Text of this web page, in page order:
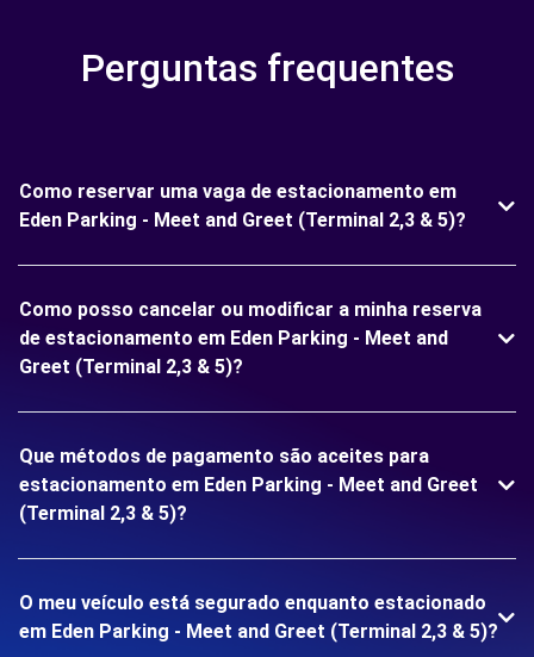
Perguntas frequentes
Como reservar uma vaga de estacionamento em
Eden Parking - Meet and Greet (Terminal 2,3 & 5)?
Como posso cancelar ou modificar a minha reserva
de estacionamento em Eden Parking - Meet and
Greet (Terminal 2,3 & 5)?
Que métodos de pagamento são aceites para
estacionamento em Eden Parking - Meet and Greet
(Terminal 2,3 & 5)?
O meu veículo está segurado enquanto estacionado
em Eden Parking - Meet and Greet (Terminal 2,3 & 5)?